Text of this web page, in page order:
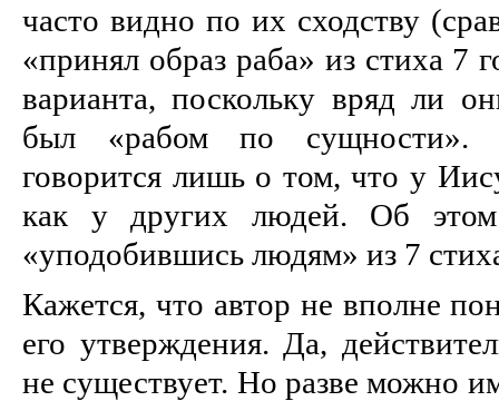
часто видно по их сходству
«принял образ раба» из стиха 7
варианта, поскольку вряд ли
был «рабом по сущности».
говорится лишь о том, что у
как у других людей. Об
«уподобившись людям» из 7
Кажется, что автор не вполне
его утверждения. Да,
не существует. Но разве можно